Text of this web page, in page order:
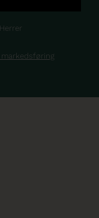
Herrer